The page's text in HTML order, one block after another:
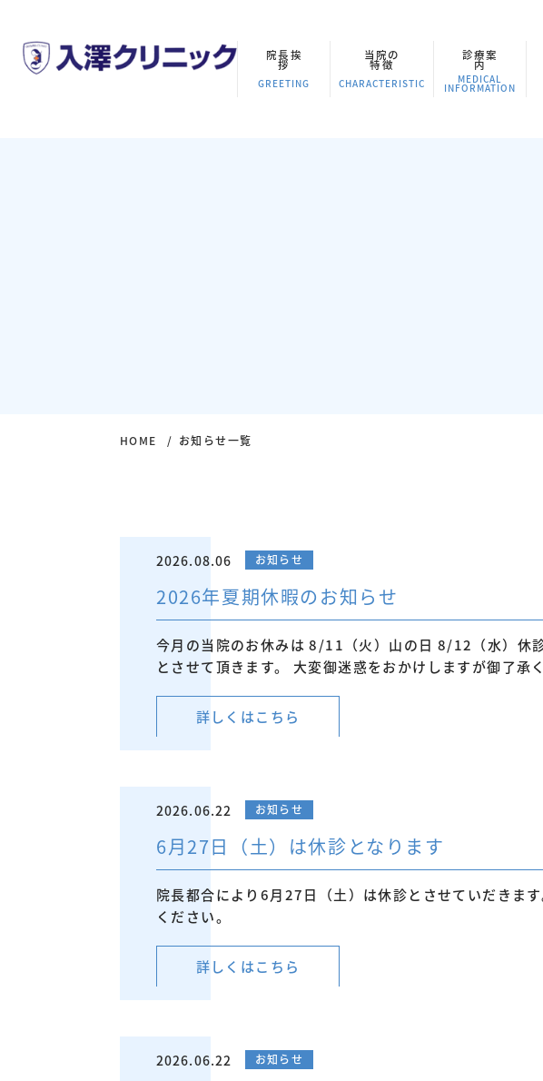
院長挨
拶
GREETING
当院の
特徴
CHARACTERISTIC
診療案
内
MEDICAL
INFORMATION
HOME お知らせ一覧
2026.08.06 お知らせ
2026年夏期休暇のお知らせ
今月の当院のお休みは 8/11（火）山の日 8/12（水）休
とさせて頂きます。 大変御迷惑をおかけしますが御了承
詳しくはこちら
2026.06.22 お知らせ
6月27日（土）は休診となります
院長都合により6月27日（土）は休診とさせていだきま
ください。
詳しくはこちら
2026.06.22 お知らせ